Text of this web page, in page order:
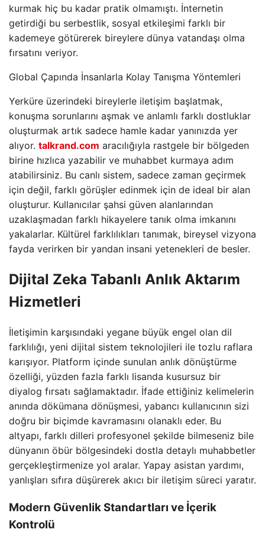
kurmak hiç bu kadar pratik olmamıştı. İnternetin
getirdiği bu serbestlik, sosyal etkileşimi farklı bir
kademeye götürerek bireylere dünya vatandaşı olma
fırsatını veriyor.
Global Çapında İnsanlarla Kolay Tanışma Yöntemleri
Yerküre üzerindeki bireylerle iletişim başlatmak,
konuşma sorunlarını aşmak ve anlamlı farklı dostluklar
oluşturmak artık sadece hamle kadar yanınızda yer
alıyor. talkrand.com aracılığıyla rastgele bir bölgeden
birine hızlıca yazabilir ve muhabbet kurmaya adım
atabilirsiniz. Bu canlı sistem, sadece zaman geçirmek
için değil, farklı görüşler edinmek için de ideal bir alan
oluşturur. Kullanıcılar şahsi güven alanlarından
uzaklaşmadan farklı hikayelere tanık olma imkanını
yakalarlar. Kültürel farklılıkları tanımak, bireysel vizyona
fayda verirken bir yandan insani yetenekleri de besler.
Dijital Zeka Tabanlı Anlık Aktarım
Hizmetleri
İletişimin karşısındaki yegane büyük engel olan dil
farklılığı, yeni dijital sistem teknolojileri ile tozlu raflara
karışıyor. Platform içinde sunulan anlık dönüştürme
özelliği, yüzden fazla farklı lisanda kusursuz bir
diyalog fırsatı sağlamaktadır. İfade ettiğiniz kelimelerin
anında dökümana dönüşmesi, yabancı kullanıcının sizi
doğru bir biçimde kavramasını olanaklı eder. Bu
altyapı, farklı dilleri profesyonel şekilde bilmeseniz bile
dünyanın öbür bölgesindeki dostla detaylı muhabbetler
gerçekleştirmenize yol aralar. Yapay asistan yardımı,
yanlışları sıfıra düşürerek akıcı bir iletişim süreci yaratır.
Modern Güvenlik Standartları ve İçerik
Kontrolü